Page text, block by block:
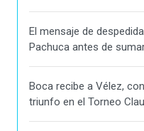
El mensaje de
Pachuca antes de
Boca recibe a Vélez,
triunfo en el Torneo